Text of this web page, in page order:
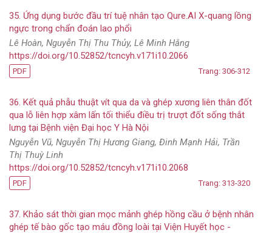
35. Ứng dụng bước đầu trí tuệ nhân tạo Qure.AI X-quang lồng
ngực trong chẩn đoán lao phổi
Lê Hoàn, Nguyễn Thị Thu Thủy, Lê Minh Hằng
https://doi.org/10.52852/tcncyh.v171i10.2066
PDF Trang: 306-312
36. Kết quả phẫu thuật vít qua da và ghép xương liên thân đốt
qua lỗ liên hợp xâm lấn tối thiểu điều trị trượt đốt sống thắt
lưng tại Bệnh viện Đại học Y Hà Nội
Nguyễn Vũ, Nguyễn Thị Hương Giang, Đinh Mạnh Hải, Trần
Thị Thuỳ Linh
https://doi.org/10.52852/tcncyh.v171i10.2068
PDF Trang: 313-320
37. Khảo sát thời gian mọc mảnh ghép hồng cầu ở bệnh nhân
ghép tế bào gốc tạo máu đồng loài tại Viện Huyết học -